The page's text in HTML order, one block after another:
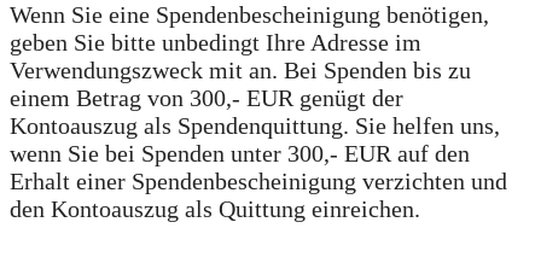
Wenn Sie eine Spendenbescheinigung benötigen,
geben Sie bitte unbedingt Ihre Adresse im
Verwendungszweck mit an. Bei Spenden bis zu
einem Betrag von 300,- EUR genügt der
Kontoauszug als Spendenquittung. Sie helfen uns,
wenn Sie bei Spenden unter 300,- EUR auf den
Erhalt einer Spendenbescheinigung verzichten und
den Kontoauszug als Quittung einreichen.